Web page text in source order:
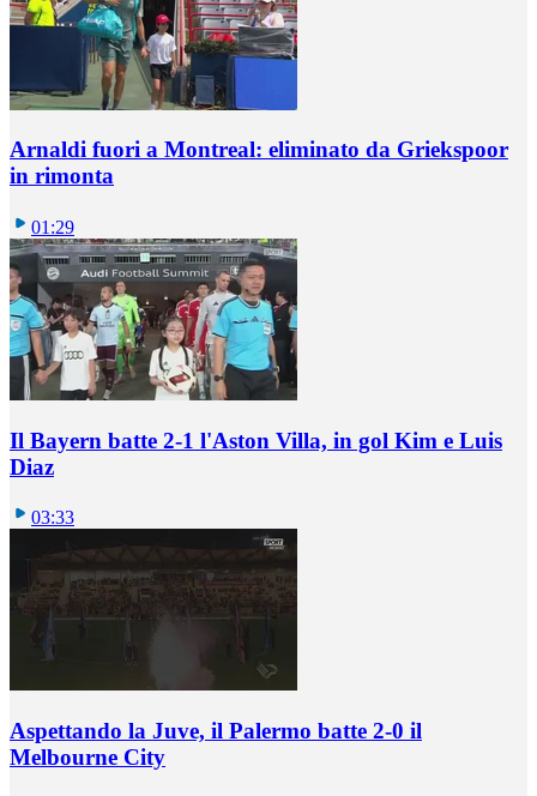
Arnaldi fuori a Montreal: eliminato da Griekspoor
in rimonta
01:29
Il Bayern batte 2-1 l'Aston Villa, in gol Kim e Luis
Diaz
03:33
Aspettando la Juve, il Palermo batte 2-0 il
Melbourne City